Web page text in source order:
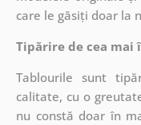
care le găsiți doar la
Tipărire de cea
Tablourile sunt
calitate, cu o
nu constă doar în